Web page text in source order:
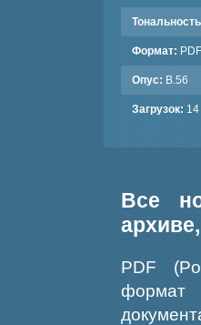
Формат: PDF
Опус: B.56
Загрузок: 14
Все
PDF
формат